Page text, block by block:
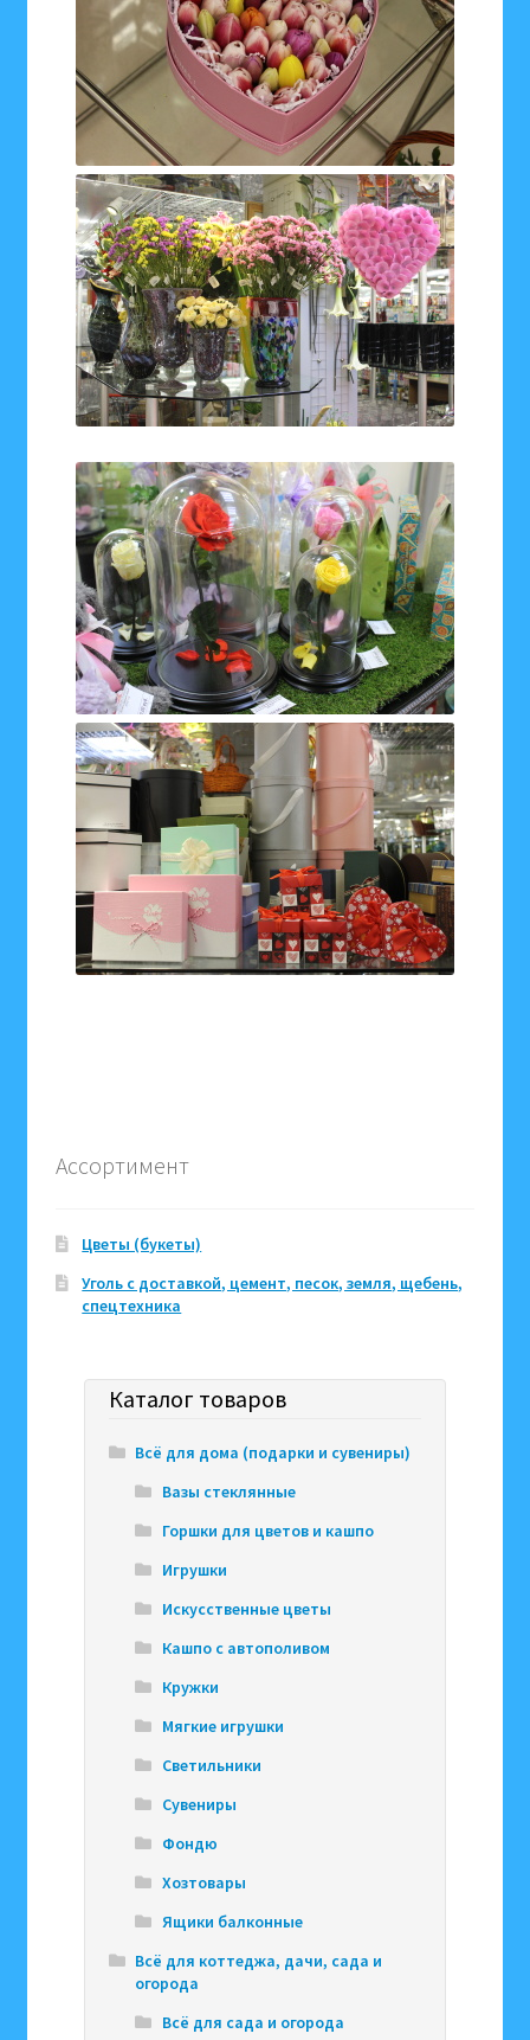
Ассортимент
Цветы (букеты)
Уголь с доставкой, цемент, песок, земля, щебень,
спецтехника
Каталог товаров
Всё для дома (подарки и сувениры)
Вазы стеклянные
Горшки для цветов и кашпо
Игрушки
Искусственные цветы
Кашпо с автополивом
Кружки
Мягкие игрушки
Светильники
Сувениры
Фондю
Хозтовары
Ящики балконные
Всё для коттеджа, дачи, сада и
огорода
Всё для сада и огорода